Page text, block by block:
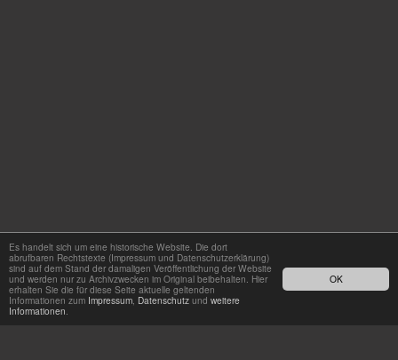
OK
Es handelt sich um eine historische Website. Die dort
abrufbaren Rechtstexte (Impressum und Datenschutzerklärung)
sind auf dem Stand der damaligen Veröffentlichung der Website
und werden nur zu Archivzwecken im Original beibehalten. Hier
erhalten Sie die für diese Seite aktuelle geltenden
Informationen zum Impressum, Datenschutz und weitere
Informationen.